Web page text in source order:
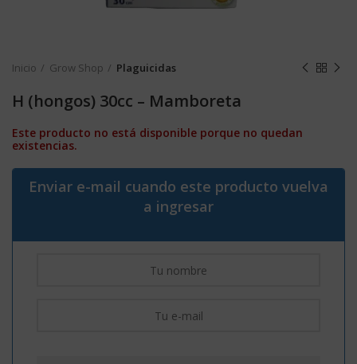
Inicio Grow Shop Plaguicidas
H (hongos) 30cc – Mamboreta
Este producto no está disponible porque no quedan
existencias.
Enviar e-mail cuando este producto vuelva
a ingresar